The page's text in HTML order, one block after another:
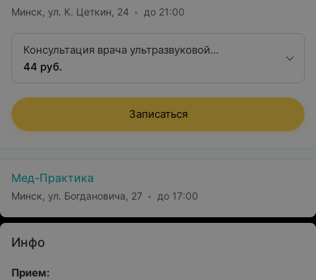
Минск, ул. К. Цеткин, 24 до 21:00
Консультация врача ультразвуковой
диагностики 1 квалификационной категории
44 руб.
Записаться
Мед-Практика
Минск, ул. Богдановича, 27 до 17:00
Инфо
Прием: